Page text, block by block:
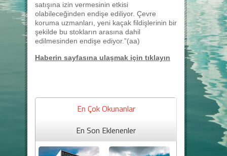
satışına izin vermesinin etkisi
olabileceğinden endişe ediliyor. Çevre
koruma uzmanları, yeni kaçak fildişlerinin bir
şekilde bu stokların arasına dahil
edilmesinden endişe ediyor.”(aa)
Haberin sayfasına ulaşmak için tıklayın
En Çok Okunanlar
En Son Eklenenler